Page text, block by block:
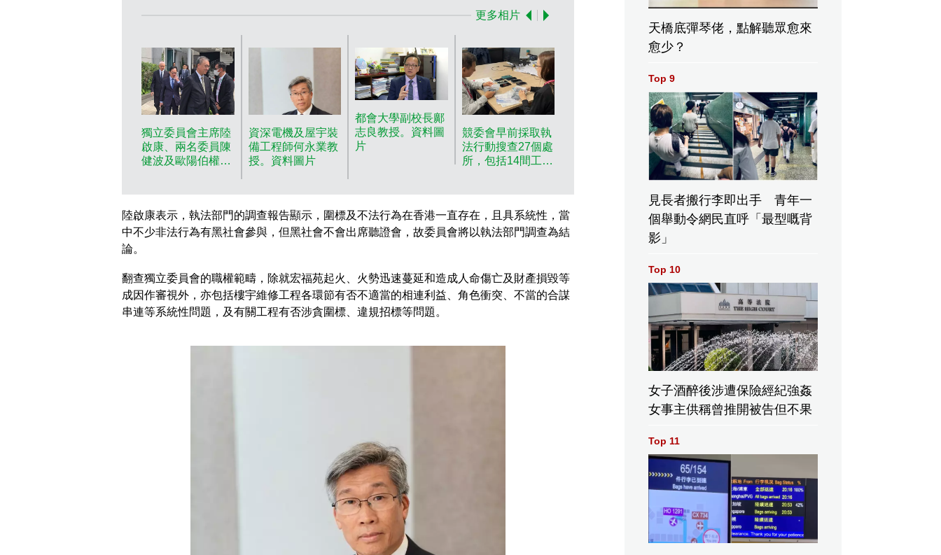
更多相片
獨立委員會主席陸
啟康、兩名委員陳
健波及歐陽伯權。
資深電機及屋宇裝
備工程師何永業教
授。資料圖片
都會大學副校長鄺
志良教授。資料圖
片
競委會早前採取執
法行動搜查27個處
所，包括14間工程
陸啟康表示，執法部門的調查報告顯示，圍標及不法行為在香港一直存在，且具系統性，當
中不少非法行為有黑社會參與，但黑社會不會出席聽證會，故委員會將以執法部門調查為結
論。
翻查獨立委員會的職權範疇，除就宏福苑起火、火勢迅速蔓延和造成人命傷亡及財產損毀等
成因作審視外，亦包括樓宇維修工程各環節有否不適當的相連利益、角色衝突、不當的合謀
串連等系統性問題，及有關工程有否涉貪圍標、違規招標等問題。
天橋底彈琴佬，點解聽眾愈來
愈少？
Top 9
見長者搬行李即出手 青年一
個舉動令網民直呼「最型嘅背
影」
Top 10
女子酒醉後涉遭保險經紀強姦
女事主供稱曾推開被告但不果
Top 11